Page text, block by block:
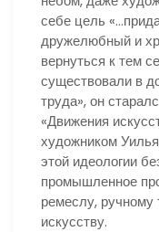
себе цель
дружелюбный и
вернуться к тем
существовали в
труда», он
«Движения
художником
этой идеологии
промышленное
ремеслу, ручному
искусству.